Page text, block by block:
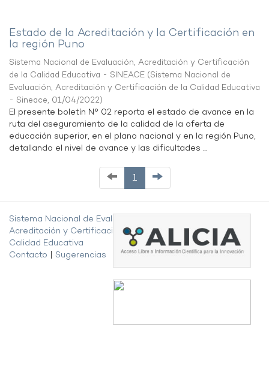
Estado de la Acreditación y la Certificación en
la región Puno
Sistema Nacional de Evaluación, Acreditación y Certificación
de la Calidad Educativa - SINEACE (Sistema Nacional de
Evaluación, Acreditación y Certificación de la Calidad Educativa
- Sineace, 01/04/2022)
El presente boletín N° 02 reporta el estado de avance en la
ruta del aseguramiento de la calidad de la oferta de
educación superior, en el plano nacional y en la región Puno,
detallando el nivel de avance y las dificultades ...
1
Sistema Nacional de Evaluación,
Acreditación y Certificación de la
Calidad Educativa
Contacto
Sugerencias